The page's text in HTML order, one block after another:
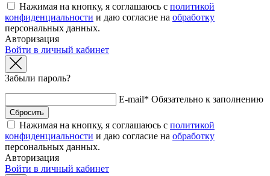
Нажимая на кнопку, я соглашаюсь с политикой
конфиденциальности и даю согласие на обработку
персональных данных.
Авторизация
Войти в личный кабинет
Забыли пароль?
E-mail* Обязательно к заполнению
Нажимая на кнопку, я соглашаюсь с политикой
конфиденциальности и даю согласие на обработку
персональных данных.
Авторизация
Войти в личный кабинет